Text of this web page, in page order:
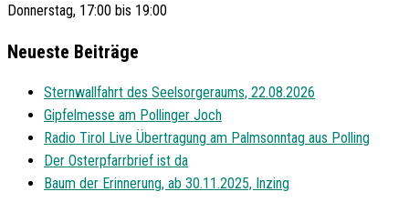
Donnerstag, 17:00 bis 19:00
Neueste Beiträge
Sternwallfahrt des Seelsorgeraums, 22.08.2026
Gipfelmesse am Pollinger Joch
Radio Tirol Live Übertragung am Palmsonntag aus Polling
Der Osterpfarrbrief ist da
Baum der Erinnerung, ab 30.11.2025, Inzing